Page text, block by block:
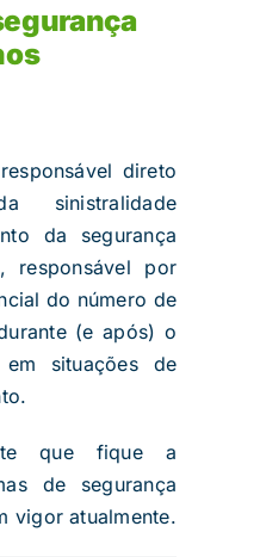
direto
sinistralidade
da segurança
responsável por
do número de
(e após) o
situações de
que fique a
de segurança
vigor atualmente.